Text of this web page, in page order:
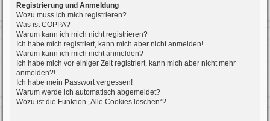
Registrierung und Anmeldung
Wozu muss ich mich registrieren?
Was ist COPPA?
Warum kann ich mich nicht registrieren?
Ich habe mich registriert, kann mich aber nicht anmelden!
Warum kann ich mich nicht anmelden?
Ich habe mich vor einiger Zeit registriert, kann mich aber nicht mehr
anmelden?!
Ich habe mein Passwort vergessen!
Warum werde ich automatisch abgemeldet?
Wozu ist die Funktion „Alle Cookies löschen“?